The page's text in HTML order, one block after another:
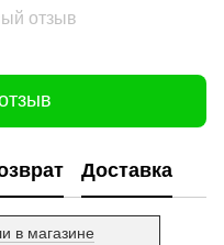
отзыв
Доставка
в магазине